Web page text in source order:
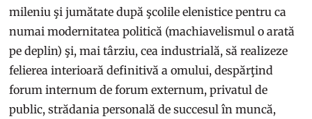
mileniu şi jumătate după şcolile elenistice pentru ca
numai modernitatea politică (machiavelismul o arată
pe deplin) şi, mai târziu, cea industrială, să realizeze
felierea interioară definitivă a omului, despărţind
forum internum de forum externum, privatul de
public, strădania personală de succesul în muncă,